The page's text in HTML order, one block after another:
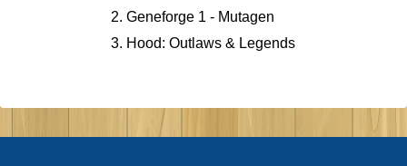
Geneforge 1 - Mutagen
Hood: Outlaws & Legends